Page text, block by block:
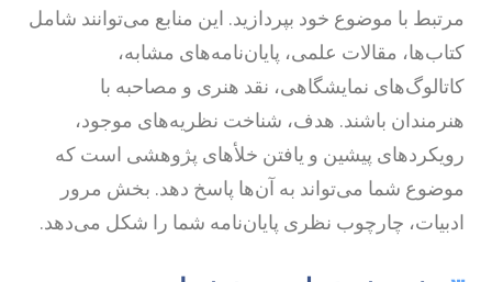
با موضوع خود بپردازید. این منابع می‌توانند شامل
مقالات علمی، پایان‌نامه‌های مشابه،
نمایشگاهی، نقد هنری و مصاحبه با
باشند. هدف، شناخت نظریه‌های موجود،
پیشین و یافتن خلأهای پژوهشی است که
شما می‌تواند به آن‌ها پاسخ دهد. بخش مرور
چارچوب نظری پایان‌نامه شما را شکل می‌دهد.